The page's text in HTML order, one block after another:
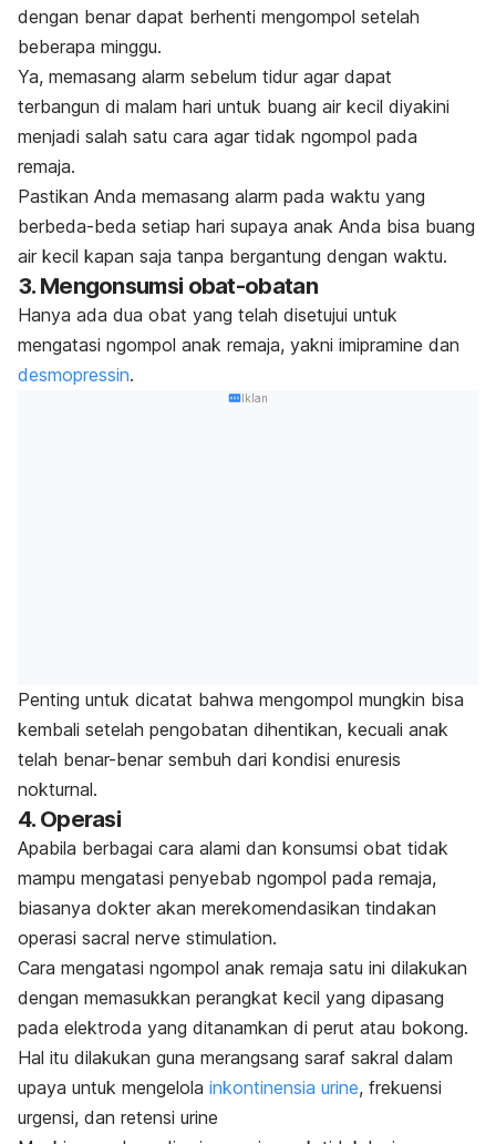
dengan benar dapat berhenti mengompol setelah
beberapa minggu.
Ya, memasang alarm sebelum tidur agar dapat
terbangun di malam hari untuk buang air kecil diyakini
menjadi salah satu cara agar tidak ngompol pada
remaja.
Pastikan Anda memasang alarm pada waktu yang
berbeda-beda setiap hari supaya anak Anda bisa buang
air kecil kapan saja tanpa bergantung dengan waktu.
3. Mengonsumsi obat-obatan
Hanya ada dua obat yang telah disetujui untuk
mengatasi ngompol anak remaja, yakni imipramine dan
desmopressin.
Iklan
Penting untuk dicatat bahwa mengompol mungkin bisa
kembali setelah pengobatan dihentikan, kecuali anak
telah benar-benar sembuh dari kondisi enuresis
nokturnal.
4. Operasi
Apabila berbagai cara alami dan konsumsi obat tidak
mampu mengatasi penyebab ngompol pada remaja,
biasanya dokter akan merekomendasikan tindakan
operasi sacral nerve stimulation.
Cara mengatasi ngompol anak remaja satu ini dilakukan
dengan memasukkan perangkat kecil yang dipasang
pada elektroda yang ditanamkan di perut atau bokong.
Hal itu dilakukan guna merangsang saraf sakral dalam
upaya untuk mengelola inkontinensia urine, frekuensi
urgensi, dan retensi urine